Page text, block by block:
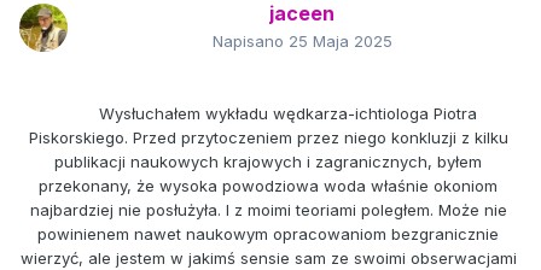
jaceen
Napisano 25 Maja 2025
Piskorskiego. Przed przytoczeniem przez niego konkluzji z kilku
publikacji naukowych krajowych i zagranicznych, byłem
przekonany, że wysoka powodziowa woda właśnie okoniom
najbardziej nie posłużyła. I z moimi teoriami poległem. Może nie
powinienem nawet naukowym opracowaniom bezgranicznie
wierzyć, ale jestem w jakimś sensie sam ze swoimi obserwacjami